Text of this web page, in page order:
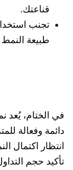
قناعتك.
تجنب
طبيعة النمط
في الختام، يُعد
دائمة وفعالة
انتظار اكتمال
تأكيد حجم